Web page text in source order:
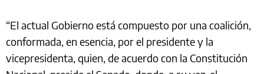
“El actual Gobierno está compuesto por una coalición,
conformada, en esencia, por el presidente y la
vicepresidenta, quien, de acuerdo con la Constitución